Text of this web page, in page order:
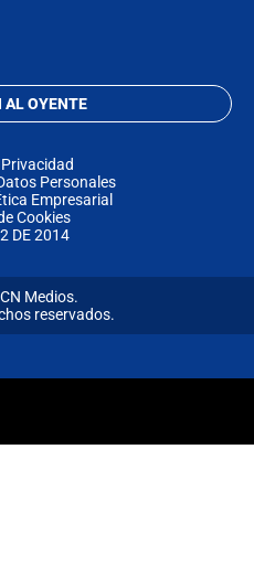
AL OYENTE
Personales
Empresarial
Cookies
DE 2014
Medios.
reservados.